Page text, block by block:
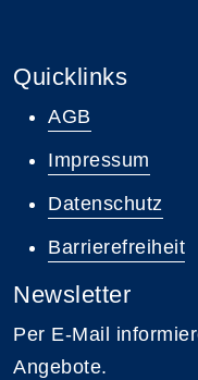
Quicklinks
AGB
Impressum
Datenschutz
Barrierefreiheit
Newsletter
Per E-Mail
Angebote.